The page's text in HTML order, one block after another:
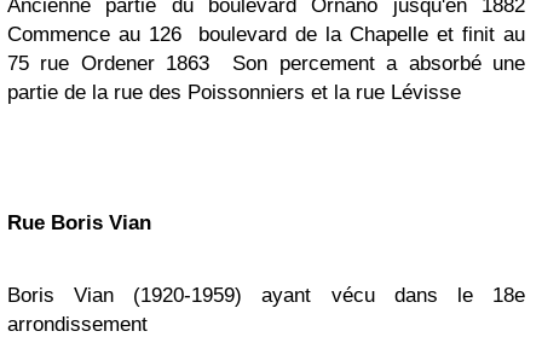
Ancienne partie du boulevard Ornano jusqu'en 1882
Commence au 126 boulevard de la Chapelle et finit au
75 rue Ordener 1863 Son percementa absorbé une
partie de la rue des Poissonniers et la rue Lévisse
Rue Boris Vian
Boris Vian (1920-1959) ayant vécu dans le 18e
arrondissement